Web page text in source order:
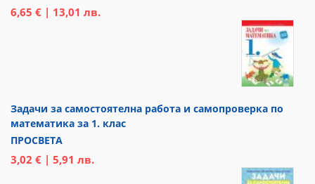
6,65 € | 13,01 лв.
Задачи за самостоятелна работа и самопроверка по
математика за 1. клас
ПРОСВЕТА
3,02 € | 5,91 лв.